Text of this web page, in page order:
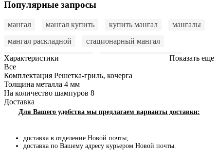
Популярные запросы
мангал мангал купить купить мангал
мангалы
мангал раскладной
стационарный мангал
купить мангал недорого
мангал купить онлайн
мангал в подарок
мангал для дачи
купить мангал раскладной
купить мангал для шашлыка
мангал купить львов
купить мангал в украине
Показать еще
Характеристики
Все
Комплектация Решетка-гриль, кочерга
Толщина металла 4 мм
На количество шампуров 8
Доставка
Для Вашего удобства мы предлагаем варианты доставки:
доставка в отделение Новой почты;
доставка по Вашему адресу курьером Новой почты.